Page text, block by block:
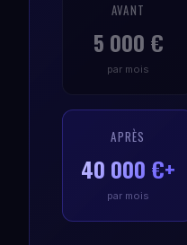
AVANT
5 000 €
par mois
APRÈS
40 000 €+
par mois